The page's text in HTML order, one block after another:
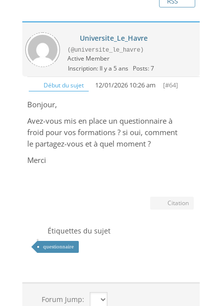
Universite_Le_Havre
(@universite_le_havre)
Active Member
Inscription: Il y a 5 ans
Posts: 7
Début du sujet
12/01/2026 10:26 am [#64]
Bonjour,
Avez-vous mis en place un questionnaire à
froid pour vos formations ? si oui, comment
le partagez-vous et à quel moment ?
Merci
Citation
Étiquettes du sujet
questionnaire
Forum Jump: